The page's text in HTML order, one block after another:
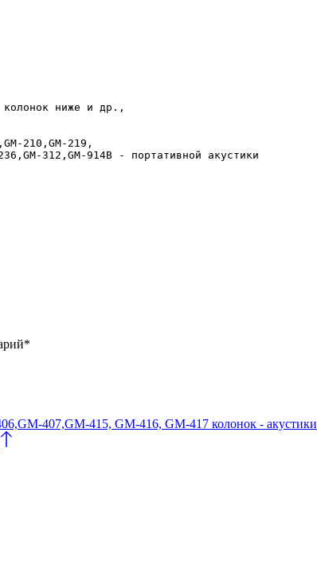
колонок ниже и др.,
210,GM-219,
312,GM-914B - портативной акустики
407,GM-415, GM-416, GM-417 колонок - акустики